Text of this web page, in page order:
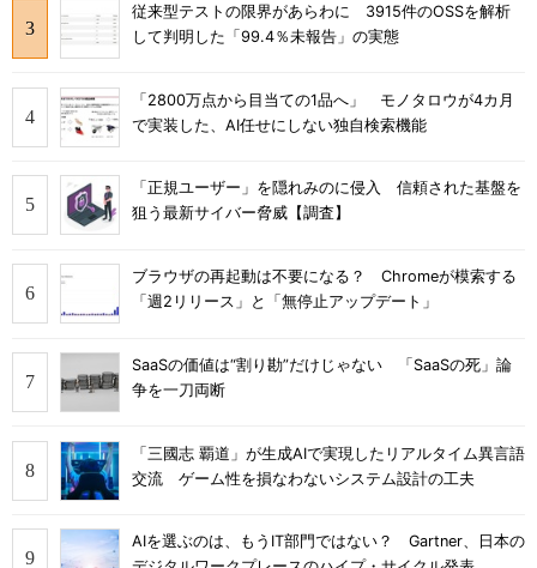
従来型テストの限界があらわに 3915件のOSSを解析
して判明した「99.4％未報告」の実態
「2800万点から目当ての1品へ」 モノタロウが4カ月
で実装した、AI任せにしない独自検索機能
「正規ユーザー」を隠れみのに侵入 信頼された基盤を
狙う最新サイバー脅威【調査】
ブラウザの再起動は不要になる？ Chromeが模索する
「週2リリース」と「無停止アップデート」
SaaSの価値は“割り勘”だけじゃない 「SaaSの死」論
争を一刀両断
「三國志 覇道」が生成AIで実現したリアルタイム異言語
交流 ゲーム性を損なわないシステム設計の工夫
AIを選ぶのは、もうIT部門ではない？ Gartner、日本の